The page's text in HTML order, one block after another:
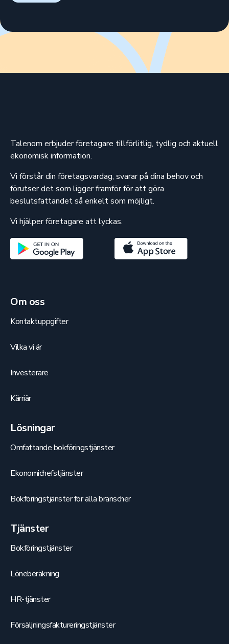
Talenom erbjuder företagare tillförlitlig, tydlig och aktuell
ekonomisk information.
Vi förstår din företagsvardag, svarar på dina behov och
förutser det som ligger framför för att göra
beslutsfattandet så enkelt som möjligt.
Vi hjälper företagare att lyckas.
Om oss
Kontaktuppgifter
Vilka vi är
Investerare
Kärriär
Lösningar
Omfattande bokföringstjänster
Ekonomichefstjänster
Bokföringstjänster för alla branscher
Tjänster
Bokföringstjänster
Löneberäkning
HR-tjänster
Försäljningsfaktureringstjänster